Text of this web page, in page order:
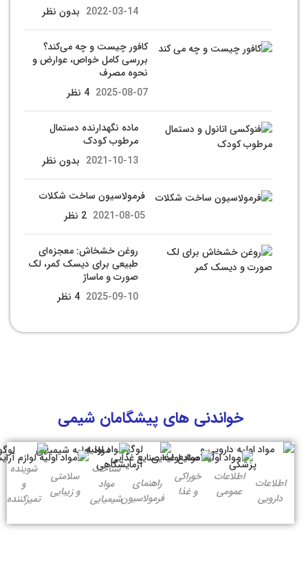
2022-03-14 بدون نظر
کافور چیست و چه می‌کند؟
بررسی کامل خواص، عوارض و
نحوه مصرف
2025-08-07 4 نظر
ماده نگهدارنده دستمال
مرطوب کودک
2021-10-13 بدون نظر
فرمولاسیون ساخت شکلات
2021-08-05 2 نظر
روغن خشخاش: معجزه‌ای
طبیعی برای دیسک کمر، لک
صورت و ماساژ
2025-09-10 4 نظر
خواندنی های پیشگامان شیمی
اطلاعات
دارویی
اطلاعات
عمومی
خوراکی
و غذا
راهنمای
فرمولاسیون
شناخت
مواد
شیمیایی
سلامتی
و زیبایی
شوینده
و
تمیزکننده